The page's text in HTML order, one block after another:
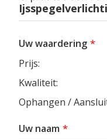
Uw waardering
Prijs
Kwaliteit
Ophangen /
Uw naam